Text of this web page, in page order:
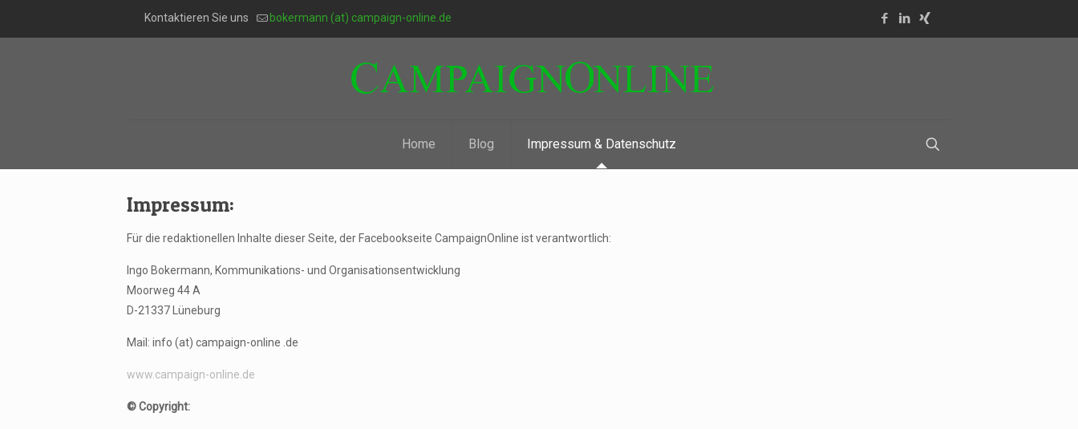
Kontaktieren Sie uns bokermann (at) campaign-online.de
Home Blog Impressum & Datenschutz
Impressum:
Für die redaktionellen Inhalte dieser Seite, der Facebookseite CampaignOnline ist verantwortlich:
Ingo Bokermann, Kommunikations- und Organisationsentwicklung
Moorweg 44 A
D-21337 Lüneburg
Mail: info (at) campaign-online .de
www.campaign-online.de
© Copyright: